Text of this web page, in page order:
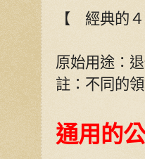
【 經典的
原始用途：
註：不同的
通用的